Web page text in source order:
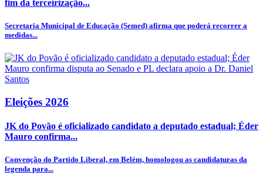
fim da terceirização...
Secretaria Municipal de Educação (Semed) afirma que poderá recorrer a
medidas...
Eleições 2026
JK do Povão é oficializado candidato a deputado estadual; Éder
Mauro confirma...
Convenção do Partido Liberal, em Belém, homologou as candidaturas da
legenda para...